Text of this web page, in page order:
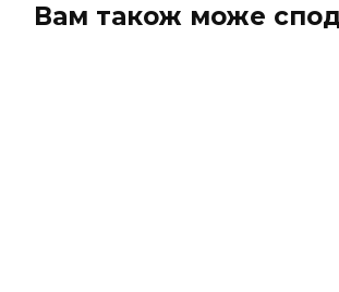
Вам також може